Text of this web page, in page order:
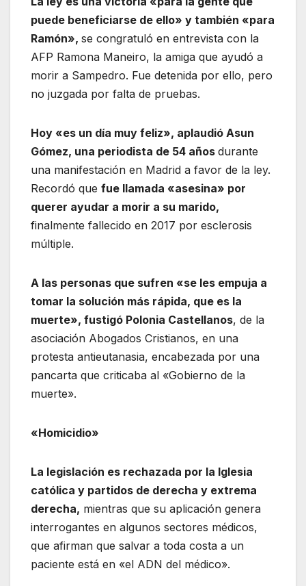
puede beneficiarse de ello» y también «para
Ramón», se congratuló en entrevista con la
AFP Ramona Maneiro, la amiga que ayudó a
morir a Sampedro. Fue detenida por ello, pero
no juzgada por falta de pruebas.
Hoy «es un día muy feliz», aplaudió Asun
Gómez, una periodista de 54 años durante
una manifestación en Madrid a favor de la ley.
Recordó que fue llamada «asesina» por
querer ayudar a morir a su marido,
finalmente fallecido en 2017 por esclerosis
múltiple.
A las personas que sufren «se les empuja a
tomar la solución más rápida, que es la
muerte», fustigó Polonia Castellanos, de la
asociación Abogados Cristianos, en una
protesta antieutanasia, encabezada por una
pancarta que criticaba al «Gobierno de la
muerte».
«Homicidio»
La legislación es rechazada por la Iglesia
católica y partidos de derecha y extrema
derecha, mientras que su aplicación genera
interrogantes en algunos sectores médicos,
que afirman que salvar a toda costa a un
paciente está en «el ADN del médico».